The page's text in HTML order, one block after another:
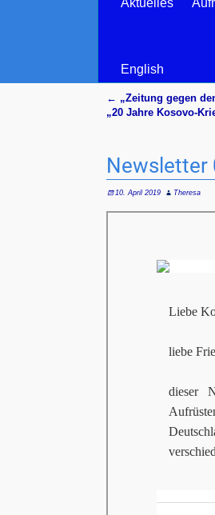
Aktuelles
English
← „Zeitung gegen
„20 Jahre Kosovo-
Newsletter
10. April 2019 Theresa